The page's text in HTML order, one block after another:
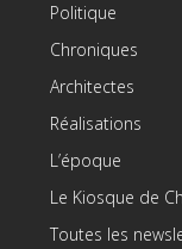
Politique
Chroniques
Architectes
Réalisations
L’époque
Le Kiosque de
Toutes les